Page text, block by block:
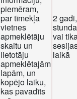
piemēram,
par tīmekļa
vietnes
apmeklētāju
skaitu un
lietotāju
apmeklētajām
lapām, un
kopējo laiku,
kas pavadīts
2
vai
laikā